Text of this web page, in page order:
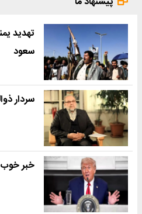
تهدید
سعود
سردار
خبر خوب